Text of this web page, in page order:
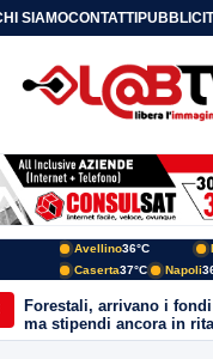
SIAMOCONTATTI
Avellino36°C
Caserta37°C Napoli
Forestali, arrivano i fondi
ma stipendi ancora in
più sostenibile”